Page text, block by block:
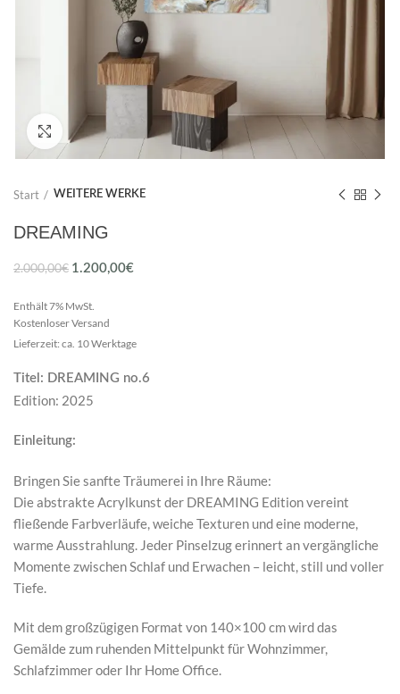
Click to enlarge
Start WEITERE WERKE
DREAMING
2.000,00€ Ursprünglicher
war:
2.000,00€
1.200,00€
Enthält 7% MwSt.
Kostenloser Versand
Lieferzeit: ca. 10 Werktage
Titel: DREAMING no.6
Edition: 2025
Einleitung:
Bringen Sie sanfte Träumerei in Ihre Räume:
Die abstrakte Acrylkunst der DREAMING Edition vereint
fließende Farbverläufe, weiche Texturen und eine moderne,
warme Ausstrahlung. Jeder Pinselzug erinnert an vergängliche
Momente zwischen Schlaf und Erwachen – leicht, still und voller
Tiefe.
Mit dem großzügigen Format von 140×100 cm wird das
Gemälde zum ruhenden Mittelpunkt für Wohnzimmer,
Schlafzimmer oder Ihr Home Office.